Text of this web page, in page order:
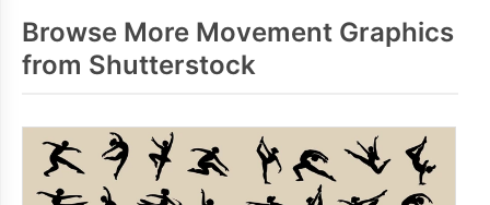
Browse More Movement Graphics
from Shutterstock